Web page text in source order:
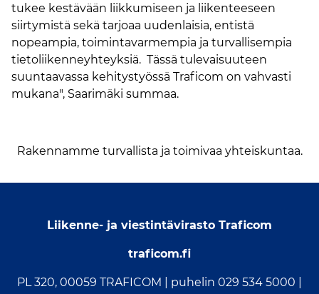
tukee kestävään liikkumiseen ja liikenteeseen
siirtymistä sekä tarjoaa uudenlaisia, entistä
nopeampia, toimintavarmempia ja turvallisempia
tietoliikenneyhteyksiä. Tässä tulevaisuuteen
suuntaavassa kehitystyössä Traficom on vahvasti
mukana", Saarimäki summaa.
Rakennamme turvallista ja toimivaa yhteiskuntaa.
Liikenne- ja viestintävirasto Traficom
traficom.fi
PL 320, 00059 TRAFICOM | puhelin 029 534 5000